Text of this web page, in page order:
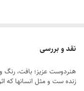
نقد و بررسی
هنردوست عزیز؛ بافت،
زنده ست و مثل انسانها که